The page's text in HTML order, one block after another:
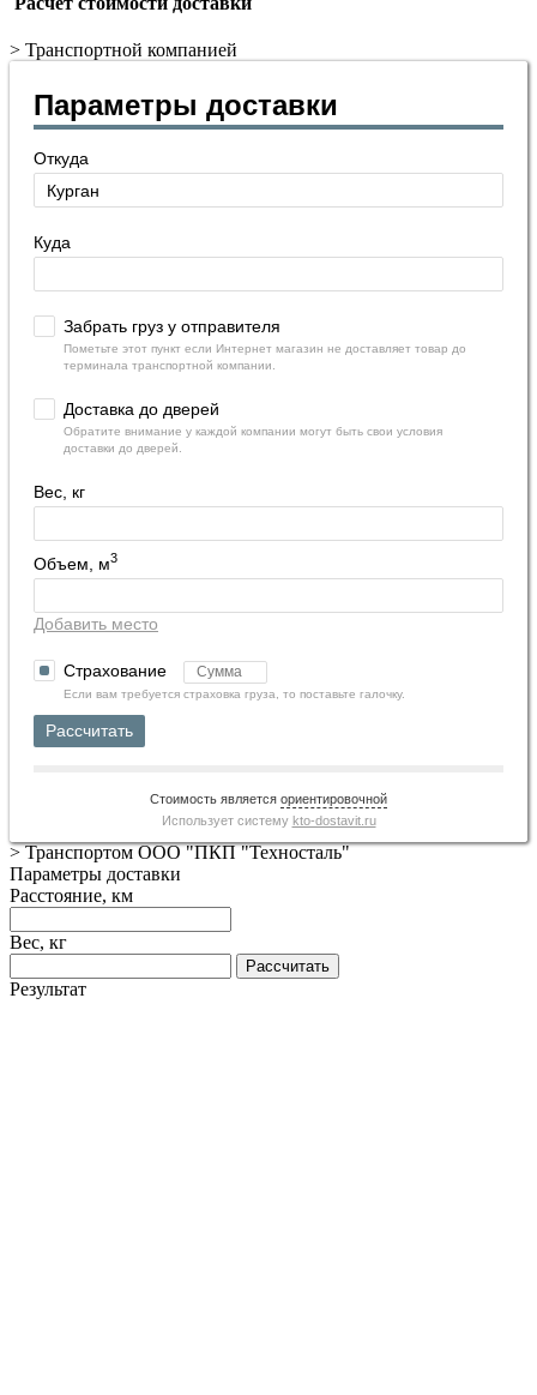
> Транспортной компанией
Параметры доставки
Откуда
Куда
Забрать груз у отправителя
Пометьте этот пункт если Интернет магазин не доставляет товар до
терминала транспортной компании.
Доставка до дверей
Обратите внимание у каждой компании могут быть свои условия
доставки до дверей.
Вес, кг
Объем, м3
Добавить место
Страхование
Если вам требуется страховка груза, то поставьте галочку.
Рассчитать
Стоимость является ориентировочной
Использует систему kto-dostavit.ru
>Транспортом ООО "ПКП "Техносталь"
Параметры доставки
Расстояние, км
Вес, кг
Рассчитать
Результат